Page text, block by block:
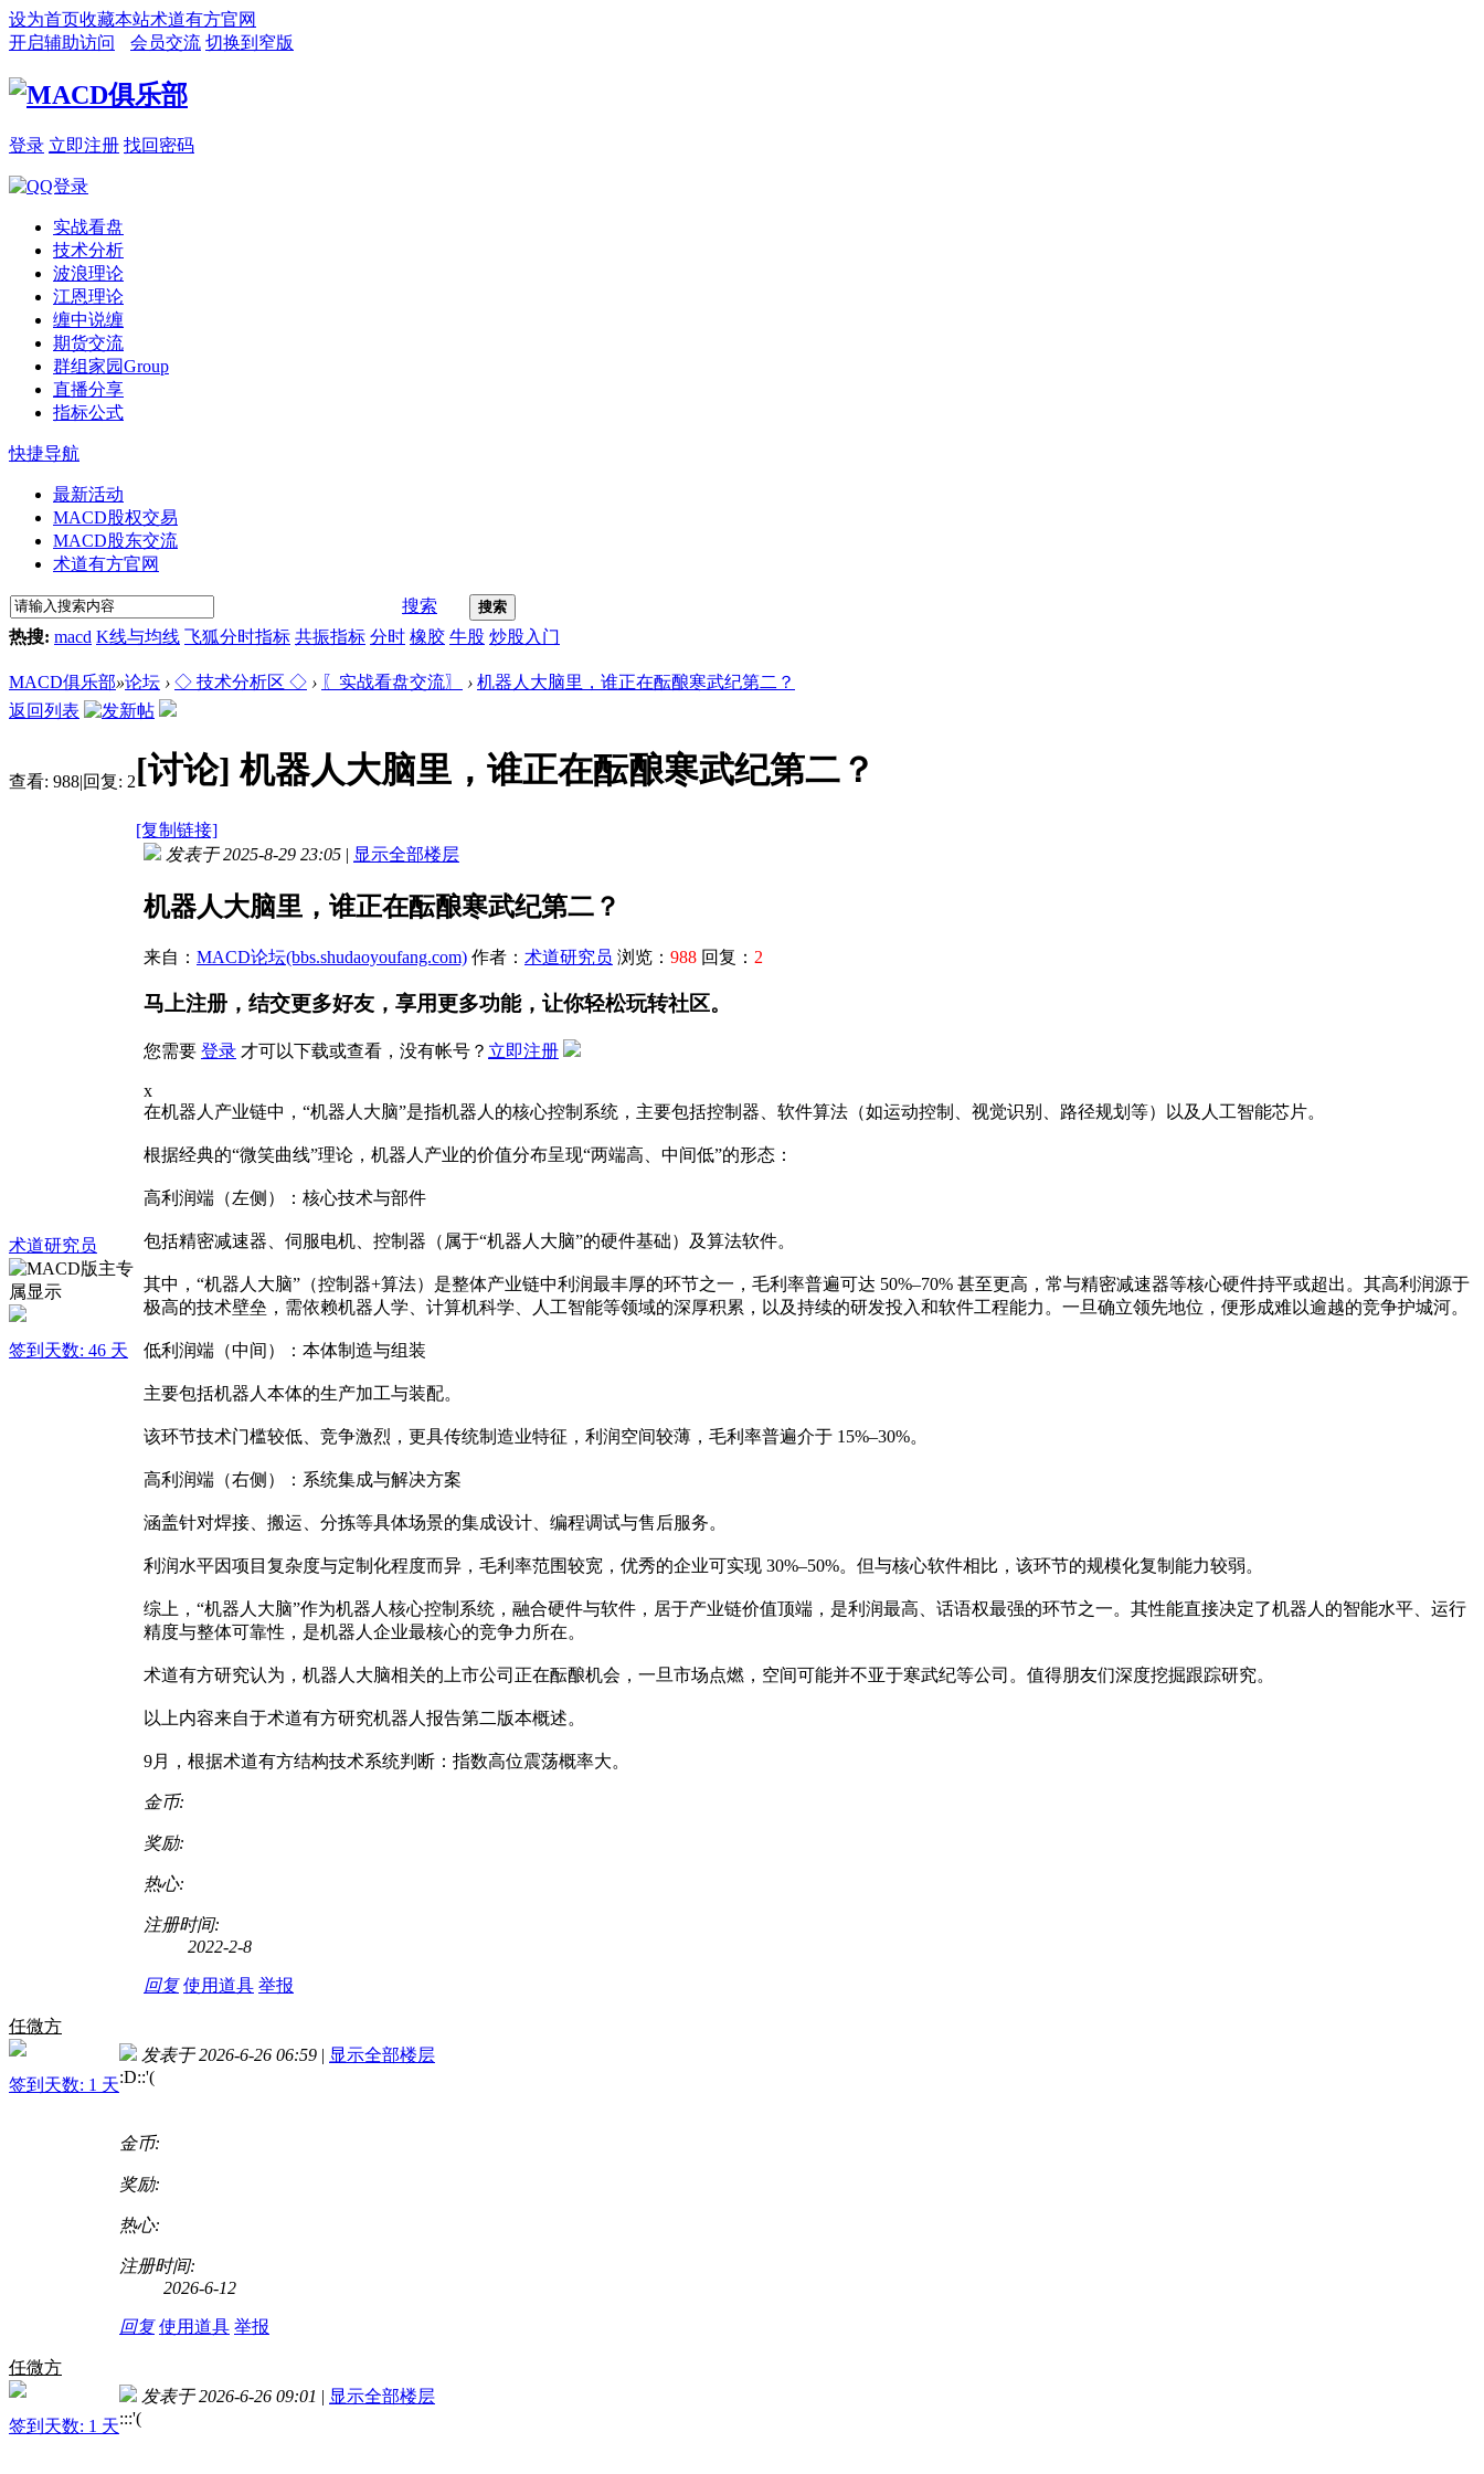
设为首页收藏本站术道有方官网
开启辅助访问
会员交流 切换到窄版
登录 立即注册 找回密码
实战看盘
技术分析
波浪理论
江恩理论
缠中说缠
期货交流
群组家园Group
直播分享
指标公式
快捷导航
最新活动
MACD股权交易
MACD股东交流
术道有方官网
搜索 搜索
热搜: macd K线与均线 飞狐分时指标 共振指标 分时 橡胶 牛股 炒股入门
MACD俱乐部»论坛 › ◇ 技术分析区 ◇ › 〖实战看盘交流〗 › 机器人大脑里，谁正在酝酿寒武纪第二？
返回列表
查看: 988|回复: 2[讨论]机器人大脑里，谁正在酝酿寒武纪第二？
[复制链接]
术道研究员
签到天数: 46 天
发表于 2025-8-29 23:05 | 显示全部楼层
机器人大脑里，谁正在酝酿寒武纪第二？
来自： MACD论坛(bbs.shudaoyoufang.com) 作者： 术道研究员 浏览： 988 回复： 2
马上注册，结交更多好友，享用更多功能，让你轻松玩转社区。
您需要 登录 才可以下载或查看，没有帐号？ 立即注册
x
在机器人产业链中，“机器人大脑”是指机器人的核心控制系统，主要包括控制器、软件算法（如运动控制、视觉识别、路径规划等）以及人工智能芯片。
根据经典的“微笑曲线”理论，机器人产业的价值分布呈现“两端高、中间低”的形态：
​​高利润端（左侧）：核心技术与部件​​
包括精密减速器、伺服电机、控制器（属于“机器人大脑”的硬件基础）及算法软件。
其中，“机器人大脑”（控制器+算法）是整体产业链中利润最丰厚的环节之一，毛利率普遍可达 50%–70% 甚至更高，常与精密减速器等核心硬件持平或超出。其高利润源于
极高的技术壁垒，需依赖机器人学、计算机科学、人工智能等领域的深厚积累，以及持续的研发投入和软件工程能力。一旦确立领先地位，便形成难以逾越的竞争护城河。
​​低利润端（中间）：本体制造与组装​​
主要包括机器人本体的生产加工与装配。
该环节技术门槛较低、竞争激烈，更具传统制造业特征，利润空间较薄，毛利率普遍介于 15%–30%。
​​高利润端（右侧）：系统集成与解决方案​​
涵盖针对焊接、搬运、分拣等具体场景的集成设计、编程调试与售后服务。
利润水平因项目复杂度与定制化程度而异，毛利率范围较宽，优秀的企业可实现 30%–50%。但与核心软件相比，该环节的规模化复制能力较弱。
综上，“机器人大脑”作为机器人核心控制系统，融合硬件与软件，居于产业链价值顶端，是利润最高、话语权最强的环节之一。其性能直接决定了机器人的智能水平、运行
精度与整体可靠性，是机器人企业最核心的竞争力所在。
术道有方研究认为，机器人大脑相关的上市公司正在酝酿机会，一旦市场点燃，空间可能并不亚于寒武纪等公司。值得朋友们深度挖掘跟踪研究。
以上内容来自于术道有方研究机器人报告第二版本概述。
9月，根据术道有方结构技术系统判断：指数高位震荡概率大。
金币:
奖励:
热心:
注册时间:
2022-2-8
回复 使用道具 举报
任微方
签到天数: 1 天
发表于 2026-6-26 06:59 | 显示全部楼层
:D::'(
金币:
奖励:
热心:
注册时间:
2026-6-12
回复 使用道具 举报
任微方
签到天数: 1 天
发表于 2026-6-26 09:01 | 显示全部楼层
:::'(